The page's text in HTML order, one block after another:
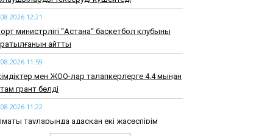
12:21
министрлігі “Астана“ баскетбол клубының
айтты
11:59
мен ЖОО-лар талапкерлерге 4,4 мыңнан
грант бөлді
11:22
тауларында адасқан екі жасөспірім